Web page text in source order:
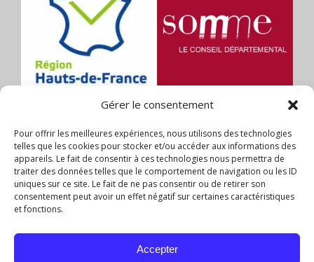
Gérer le consentement
Pour offrir les meilleures expériences, nous utilisons des technologies
telles que les cookies pour stocker et/ou accéder aux informations des
appareils. Le fait de consentir à ces technologies nous permettra de
traiter des données telles que le comportement de navigation ou les ID
uniques sur ce site. Le fait de ne pas consentir ou de retirer son
consentement peut avoir un effet négatif sur certaines caractéristiques
et fonctions.
Accepter